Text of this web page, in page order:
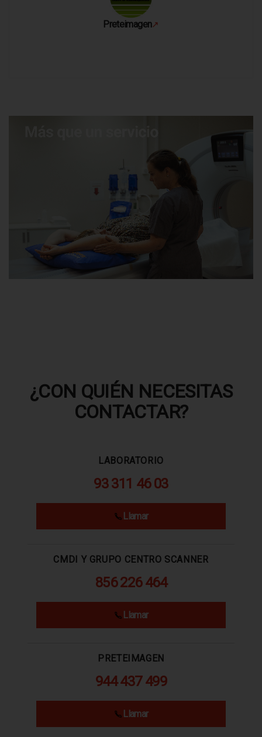
Preteimagen↗
Se abre en una pestaña nueva
¿CON QUIÉN NECESITAS
CONTACTAR?
LABORATORIO
93 311 46 03
Llamar
CMDI Y GRUPO CENTRO SCANNER
856 226 464
Llamar
PRETEIMAGEN
944 437 499
Llamar